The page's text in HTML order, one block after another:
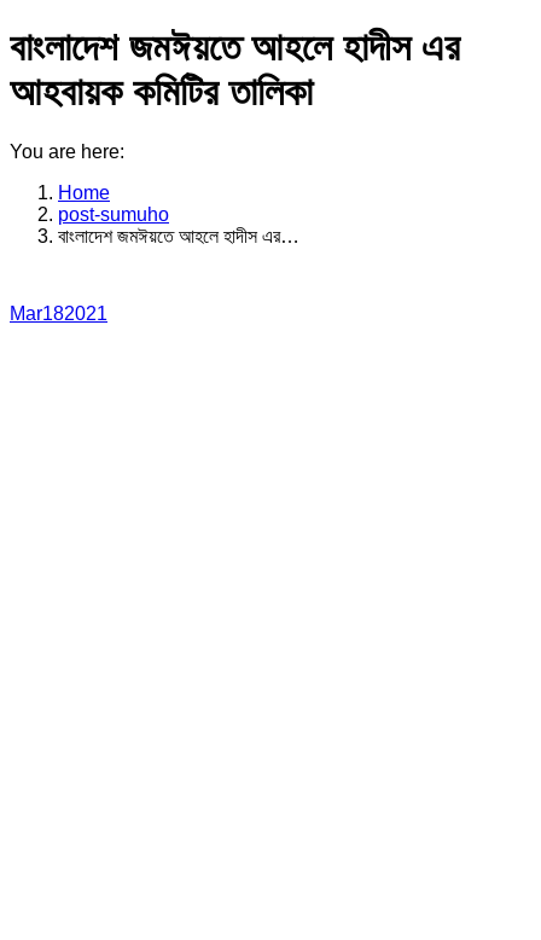
বাংলাদেশ জমঈয়তে আহলে হাদীস এর
আহবায়ক কমিটির তালিকা
You are here:
Home
post-sumuho
বাংলাদেশ জমঈয়তে আহলে হাদীস এর…
Mar182021